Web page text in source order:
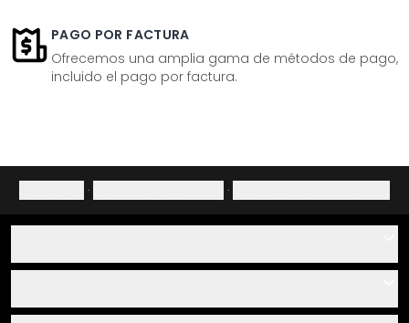
PAGO POR FACTURA
Ofrecemos una amplia gama de métodos de pago,
incluido el pago por factura.
· ·
Sobre nosotros